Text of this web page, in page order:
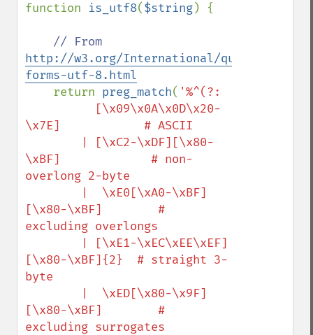
function is_utf8($string) {
http://w3.org/International/questions/qa-
forms-utf-8.html
return preg_match( '%^(?:
\x7E]            # ASCII
\xBF]             # non-
overlong 2-byte
[\x80-\xBF]        #
excluding overlongs
[\x80-\xBF]{2}  # straight 3-
byte
[\x80-\xBF]        #
excluding surrogates